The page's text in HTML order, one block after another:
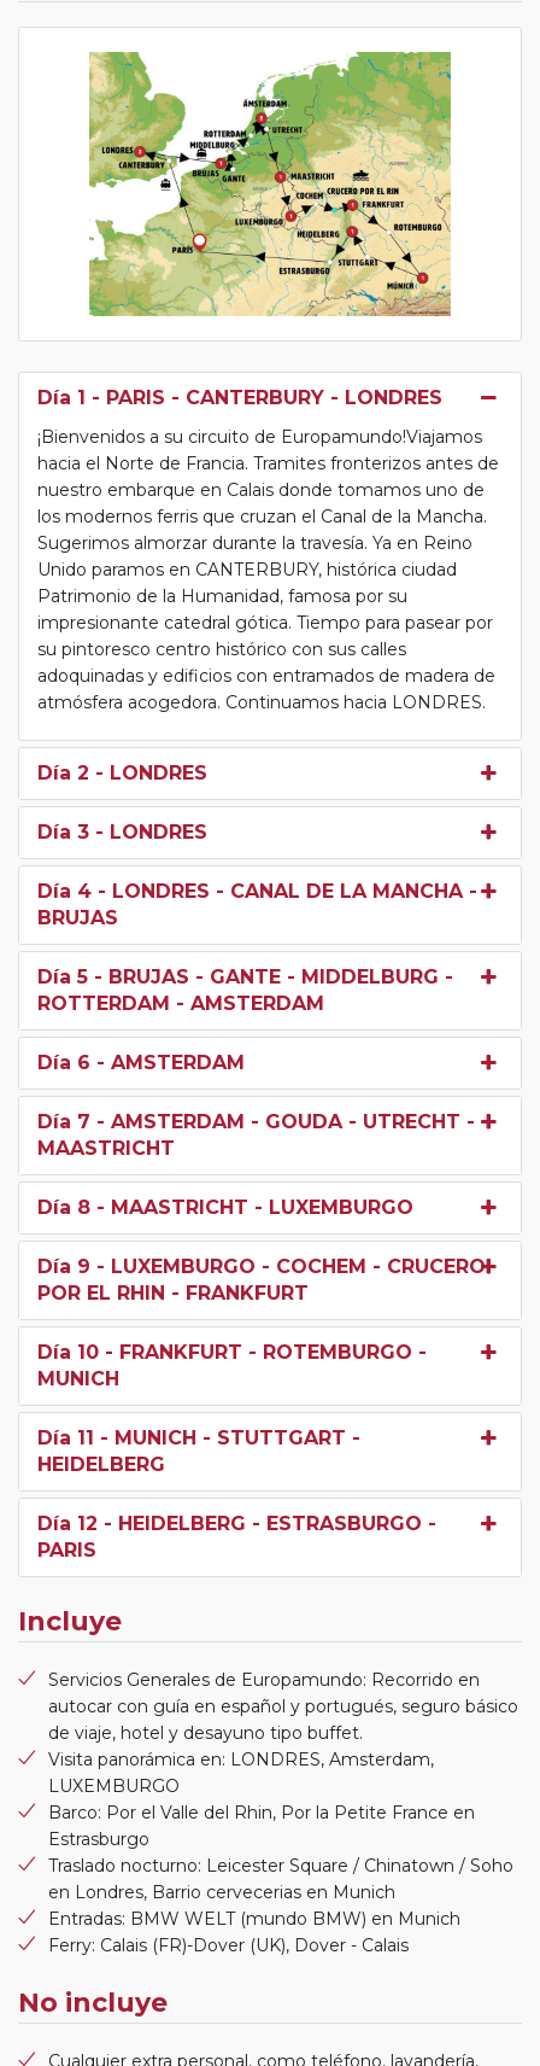
Día 1 - PARIS - CANTERBURY - LONDRES
¡Bienvenidos a su circuito de Europamundo!Viajamos
hacia el Norte de Francia. Tramites fronterizos antes de
nuestro embarque en Calais donde tomamos uno de
los modernos ferris que cruzan el Canal de la Mancha.
Sugerimos almorzar durante la travesía. Ya en Reino
Unido paramos en CANTERBURY, histórica ciudad
Patrimonio de la Humanidad, famosa por su
impresionante catedral gótica. Tiempo para pasear por
su pintoresco centro histórico con sus calles
adoquinadas y edificios con entramados de madera de
atmósfera acogedora. Continuamos hacia LONDRES.
Día 2 - LONDRES
Día 3 - LONDRES
Día 4 - LONDRES - CANAL DE LA MANCHA -
BRUJAS
Día 5 - BRUJAS - GANTE - MIDDELBURG -
ROTTERDAM - AMSTERDAM
Día 6 - AMSTERDAM
Día 7 - AMSTERDAM - GOUDA - UTRECHT -
MAASTRICHT
Día 8 - MAASTRICHT - LUXEMBURGO
Día 9 - LUXEMBURGO - COCHEM - CRUCERO
POR EL RHIN - FRANKFURT
Día 10 - FRANKFURT - ROTEMBURGO -
MUNICH
Día 11 - MUNICH - STUTTGART -
HEIDELBERG
Día 12 - HEIDELBERG - ESTRASBURGO -
PARIS
Incluye
Servicios Generales de Europamundo: Recorrido en
autocar con guía en español y portugués, seguro básico
de viaje, hotel y desayuno tipo buffet.
Visita panorámica en: LONDRES, Amsterdam,
LUXEMBURGO
Barco: Por el Valle del Rhin, Por la Petite France en
Estrasburgo
Traslado nocturno: Leicester Square / Chinatown / Soho
en Londres, Barrio cervecerias en Munich
Entradas: BMW WELT (mundo BMW) en Munich
Ferry: Calais (FR)-Dover (UK), Dover - Calais
No incluye
Cualquier extra personal, como teléfono, lavandería,